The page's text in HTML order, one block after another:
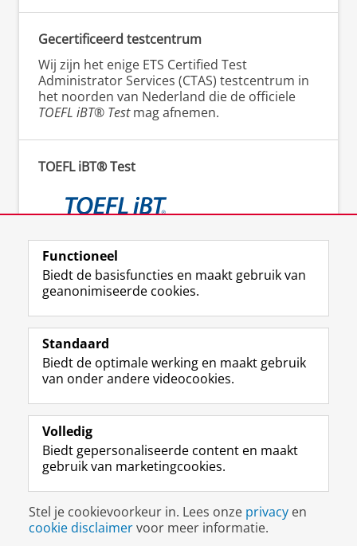
Gecertificeerd testcentrum
Wij zijn het enige ETS Certified Test
Administrator Services (CTAS) testcentrum in
het noorden van Nederland die de officiele
TOEFL iBT® Testmag afnemen.
TOEFL iBT® Test
Meer informatie over de TOEFL
Volg ons op
a
c
b
k
p
a
g
i
n
s
a
a
m
-
a
c
i
e
n
p
a
g
o
u
-
a
n
a
Meer info
Contact
Disclaimer & Copyright
Inloggen
Functioneel
Biedt de basisfuncties en maakt gebruik van
geanonimiseerde cookies.
Standaard
Biedt de optimale werking en maakt gebruik
van onder andere videocookies.
Volledig
Biedt gepersonaliseerde content en maakt
gebruik van marketingcookies.
Stel je cookievoorkeur in. Lees onze privacy en
cookie disclaimervoor meer informatie.